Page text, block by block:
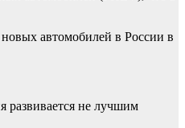
автомобилей в России в
развивается не лучшим